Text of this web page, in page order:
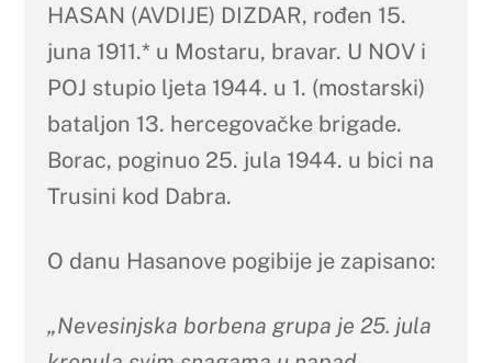
HASAN (AVDIJE) DIZDAR, rođen 15.
juna 1911.* u Mostaru, bravar. U NOV i
POJ stupio ljeta 1944. u 1. (mostarski)
bataljon 13. hercegovačke brigade.
Borac, poginuo 25. jula 1944. u bici na
Trusini kod Dabra.
O danu Hasanove pogibije je zapisano:
„Nevesinjska borbena grupa je 25. jula